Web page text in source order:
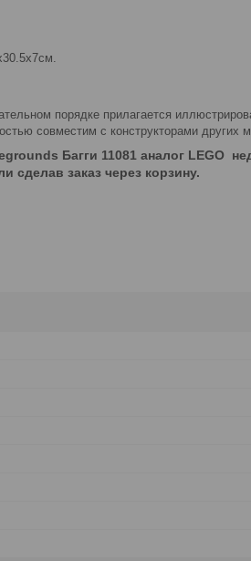
порядке прилагается
совместим с конструкторами других
Багги 11081 аналог LEGO
сделав заказ через корзину.